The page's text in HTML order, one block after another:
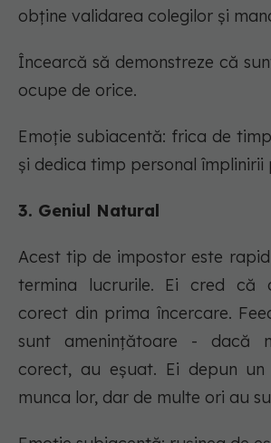
obține validarea colegilor și
Încearcă să demonstreze că
ocupe de orice.
Emoție subiacentă: frica de
și dedica timp personal împlinirii
3. Geniul Natural
Acest tip de impostor este
termina lucrurile. Ei cred
corect din prima încercare.
sunt amenințătoare - dacă
corect, au eșuat. Ei depun
munca lor, dar de multe ori au